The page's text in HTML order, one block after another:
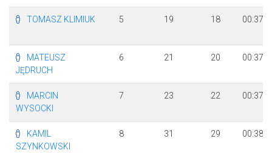
TOMASZ KLIMIUK 5 19 18
MATEUSZ
JĘDRUCH
6 21 20
MARCIN
WYSOCKI
7 23 22
KAMIL
SZYNKOWSKI
8 31 29